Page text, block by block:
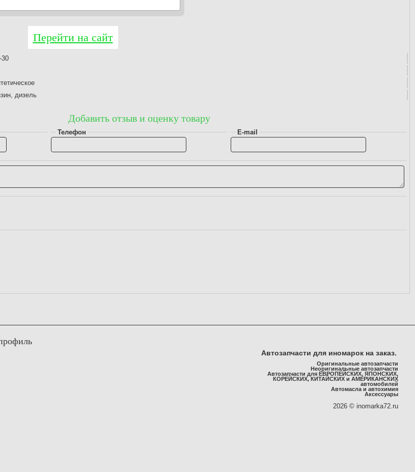
Перейти на сайт
30
дизель
Добавить отзыв и оценку товару
Телефон E-mail
Автозапчасти для иномарок на заказ.
Оригинальные автозапчасти
Неоригинальные автозапчасти
Автозапчасти для ЕВРОПЕЙСКИХ, ЯПОНСКИХ,
КОРЕЙСКИХ, КИТАЙСКИХ и АМЕРИКАНСКИХ
автомобилей
Автомасла и автохимия
Аксессуары
2026 © inomarka72.ru